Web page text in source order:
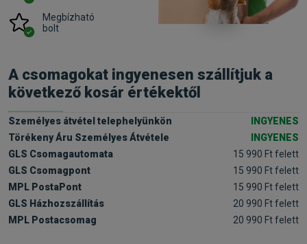
Megbízható
bolt
A csomagokat ingyenesen szállítjuk a
következő kosár értékektől
Személyes átvétel telephelyünkön
INGYENES
Törékeny Áru Személyes Átvétele
INGYENES
GLS Csomagautomata
15 990 Ft felett
GLS Csomagpont
15 990 Ft felett
MPL PostaPont
15 990 Ft felett
GLS Házhozszállítás
20 990 Ft felett
MPL Postacsomag
20 990 Ft felett